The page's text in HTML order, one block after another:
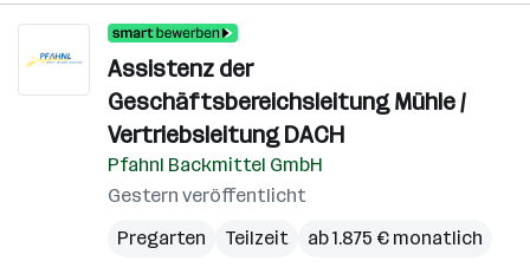
Assistenz der
Geschäftsbereichsleitung Mühle /
Vertriebsleitung DACH
Pfahnl Backmittel GmbH
Gestern veröffentlicht
Pregarten
Teilzeit ab 1.875 € monatlich